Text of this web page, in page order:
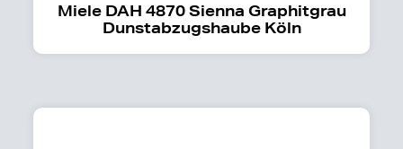
Miele DAH 4870 Sienna Graphitgrau
Dunstabzugshaube Köln